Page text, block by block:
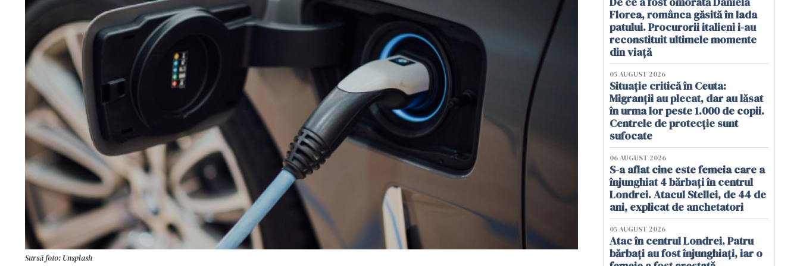
Sursă foto: Unsplash
Florea, românca găsită în lada
patului. Procurorii italieni i-au
reconstituit ultimele momente
din viață
05 AUGUST 2026
Situație critică în Ceuta:
Migranții au plecat, dar au lăsat
în urma lor peste 1.000 de copii.
Centrele de protecție sunt
sufocate
06 AUGUST 2026
S-a aflat cine este femeia care a
înjunghiat 4 bărbați în centrul
Londrei. Atacul Stellei, de 44 de
ani, explicat de anchetatori
05 AUGUST 2026
Atac în centrul Londrei. Patru
bărbați au fost înjunghiați, iar o